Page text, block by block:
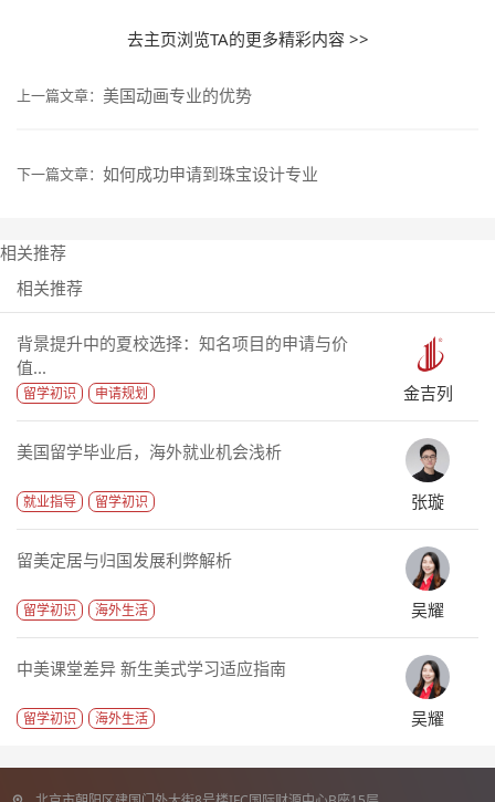
去主页浏览TA的更多精彩内容 >>
上一篇文章： 美国动画专业的优势
下一篇文章： 如何成功申请到珠宝设计专业
相关推荐
相关推荐
背景提升中的夏校选择：知名项目的申请与价
值...
留学初识 申请规划 金吉列
美国留学毕业后，海外就业机会浅析
就业指导 留学初识 张璇
留美定居与归国发展利弊解析
留学初识 海外生活 吴耀
中美课堂差异 新生美式学习适应指南
留学初识 海外生活 吴耀